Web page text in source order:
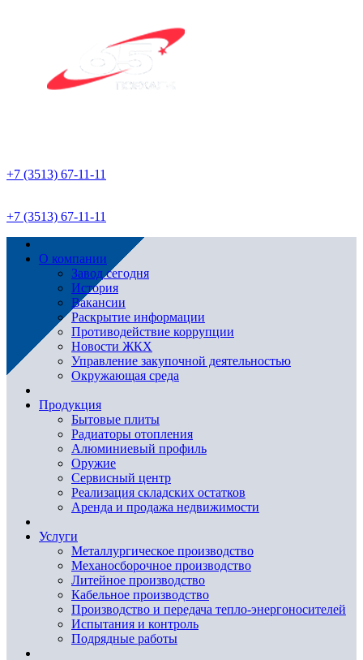
+7 (3513) 67-11-11
+7 (3513) 67-11-11
О компании
Завод сегодня
История
Вакансии
Раскрытие информации
Противодействие коррупции
Новости ЖКХ
Управление закупочной деятельностью
Окружающая среда
Продукция
Бытовые плиты
Радиаторы отопления
Алюминиевый профиль
Оружие
Сервисный центр
Реализация складских остатков
Аренда и продажа недвижимости
Услуги
Металлургическое производство
Механосборочное производство
Литейное производство
Кабельное производство
Производство и передача тепло-энергоносителей
Испытания и контроль
Подрядные работы